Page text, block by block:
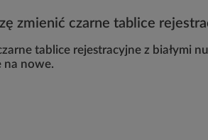
zmienić czarne tablice
tablice rejestracyjne z białymi
na nowe.